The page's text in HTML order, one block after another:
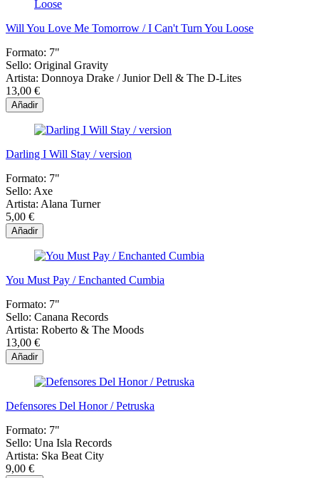
Will You Love Me Tomorrow / I Can't Turn You Loose
Formato: 7"
Sello: Original Gravity
Artista: Donnoya Drake / Junior Dell & The D-Lites
13,00 €
Añadir
Darling I Will Stay / version
Formato: 7"
Sello: Axe
Artista: Alana Turner
5,00 €
Añadir
You Must Pay / Enchanted Cumbia
Formato: 7"
Sello: Canana Records
Artista: Roberto & The Moods
13,00 €
Añadir
Defensores Del Honor / Petruska
Formato: 7"
Sello: Una Isla Records
Artista: Ska Beat City
9,00 €